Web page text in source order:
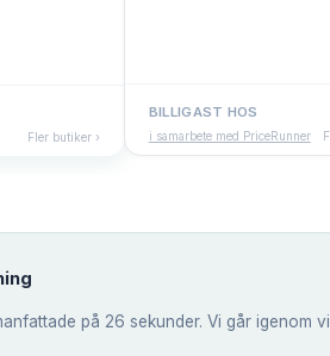
Fler butiker ›
BILLIGAST HOS
i samarbete med PriceRunner
på 26 sekunder. Vi går igenom